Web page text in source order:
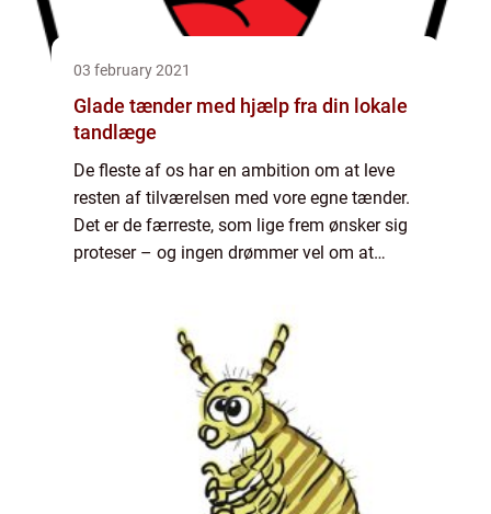
03 february 2021
Glade tænder med hjælp fra din lokale
tandlæge
De fleste af os har en ambition om at leve
resten af tilværelsen med vore egne tænder.
Det er de færreste, som lige frem ønsker sig
proteser – og ingen drømmer vel om at